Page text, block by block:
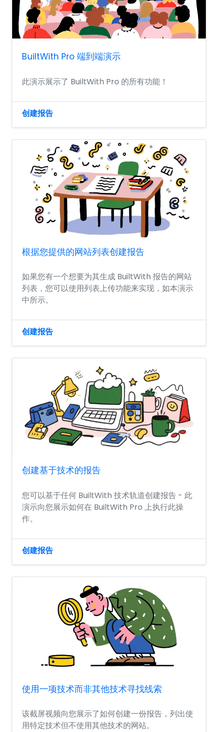
BuiltWith Pro 端到端演示
此演示展示了 BuiltWith Pro 的所有功能！
创建报告
根据您提供的网站列表创建报告
如果您有一个想要为其生成 BuiltWith 报告的网站
列表，您可以使用列表上传功能来实现，如本演示
中所示。
创建报告
创建基于技术的报告
您可以基于任何 BuiltWith 技术轨道创建报告 - 此
演示向您展示如何在 BuiltWith Pro 上执行此操
作。
创建报告
使用一项技术而非其他技术寻找线索
该截屏视频向您展示了如何创建一份报告，列出使
用特定技术但不使用其他技术的网站。